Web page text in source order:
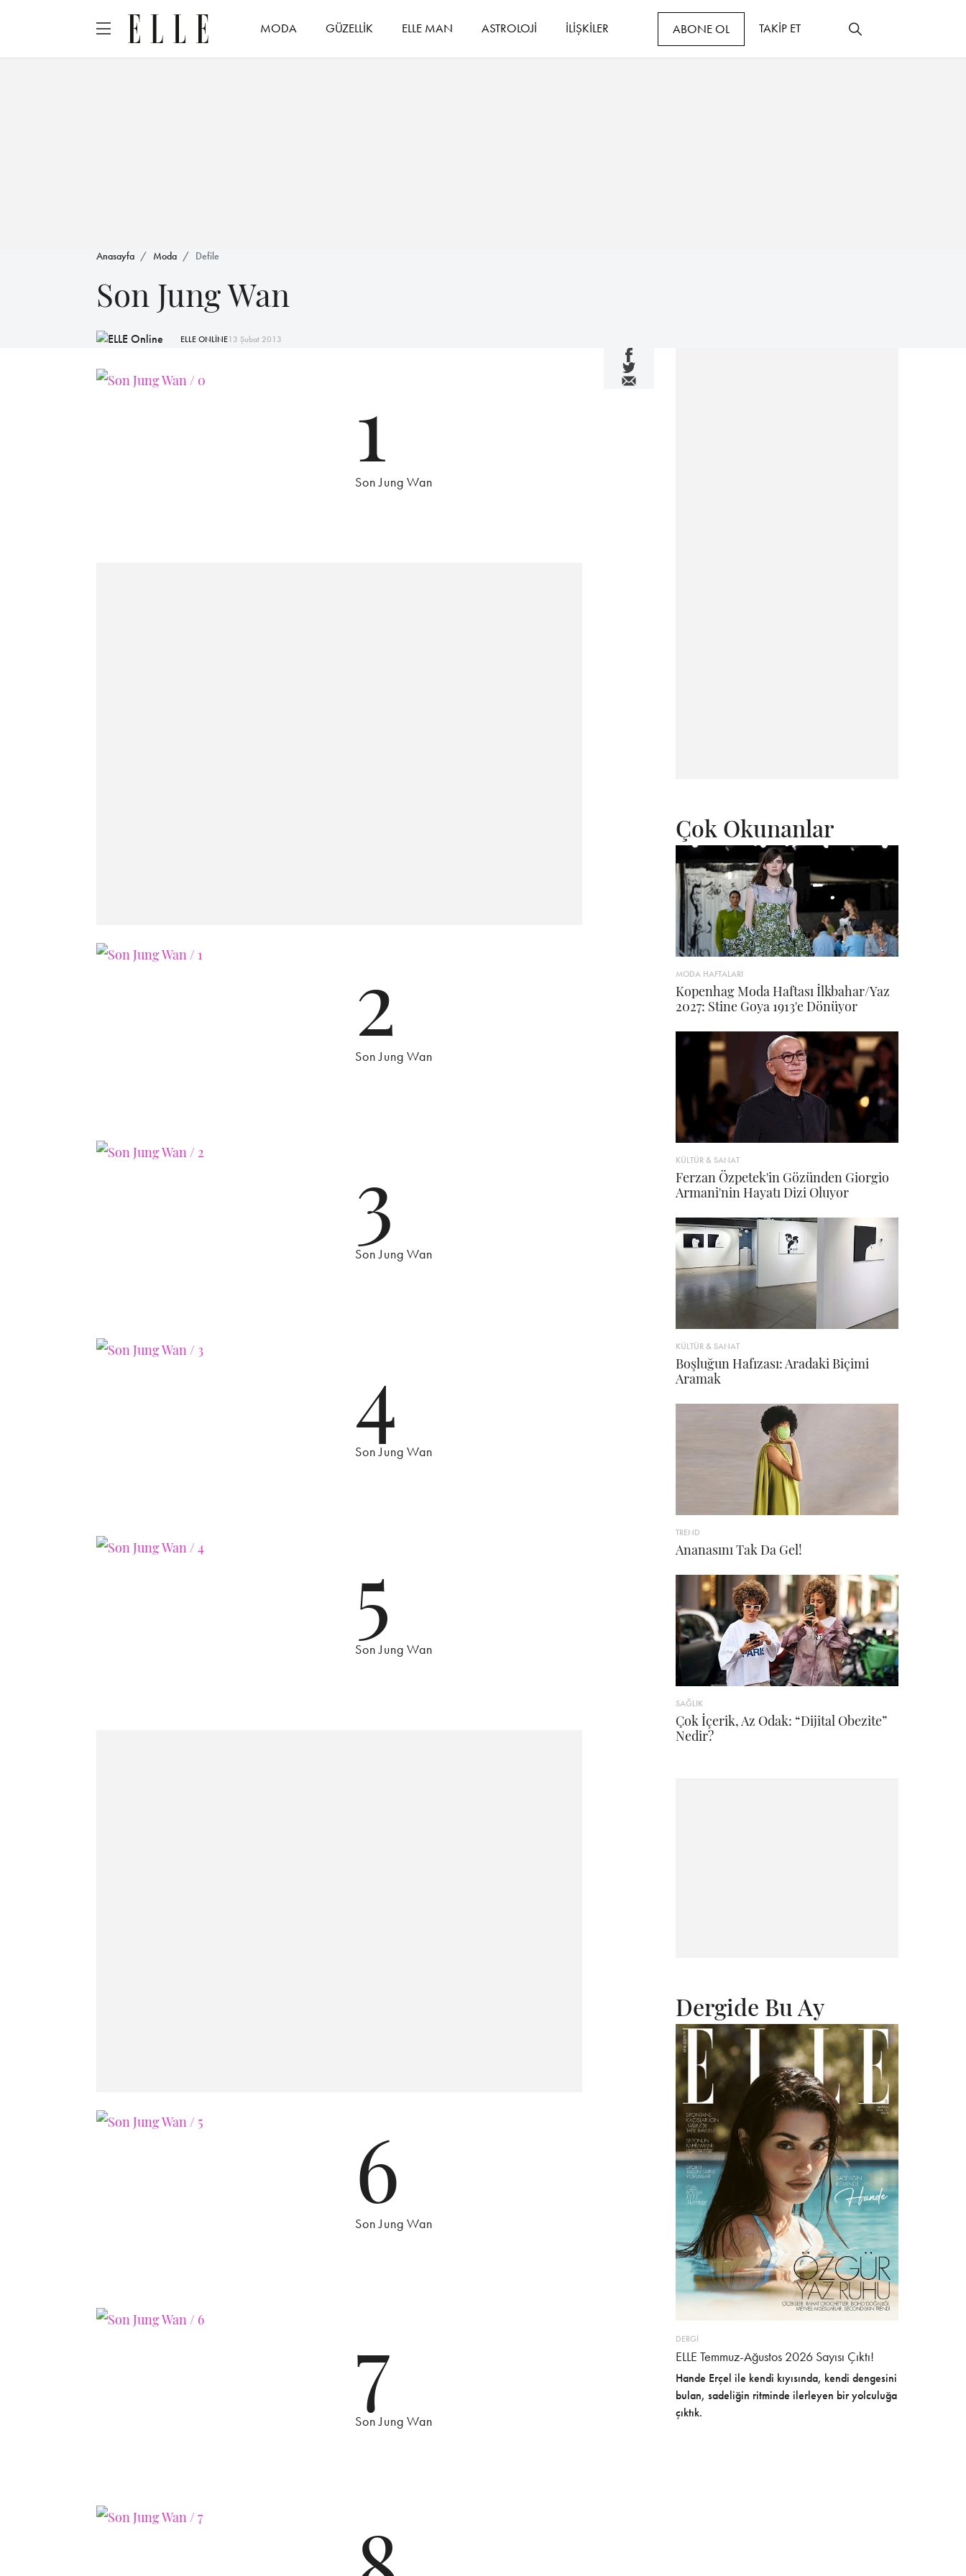
MODA GÜZELLİK ELLE MAN ASTROLOJİ İLİŞKİLER ABONE OL TAKİP ET
Anasayfa Moda Defile
Son Jung Wan
ELLE ONLİNE13 Şubat 2013
1
Son Jung Wan
2
Son Jung Wan
3
Son Jung Wan
4
Son Jung Wan
5
Son Jung Wan
6
Son Jung Wan
7
Son Jung Wan
Çok Okunanlar
MODA HAFTALARI
Kopenhag Moda Haftası İlkbahar/Yaz
2027: Stine Goya 1913'e Dönüyor
KÜLTÜR & SANAT
Ferzan Özpetek'in Gözünden Giorgio
Armani'nin Hayatı Dizi Oluyor
KÜLTÜR & SANAT
Boşluğun Hafızası: Aradaki Biçimi
Aramak
TREND
Ananasını Tak Da Gel!
SAĞLIK
Çok İçerik, Az Odak: “Dijital Obezite”
Nedir?
Dergide Bu Ay
DERGİ
ELLE Temmuz-Ağustos 2026 Sayısı Çıktı!
Hande Erçel ile kendi kıyısında, kendi dengesini
bulan, sadeliğin ritminde ilerleyen bir yolculuğa
çıktık.